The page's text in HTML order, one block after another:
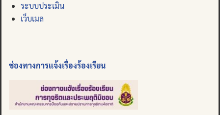
ระบบประเมิน
เว็บเมล
ช่องทางการแจ้งเรื่องร้องเรียน